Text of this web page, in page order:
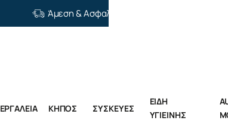
Άμεση & Ασφαλής Διανομή
ΕΡΓΑΛΕΙΑ ΚΗΠΟΣ ΣΥΣΚΕΥΕΣ
ΕΙΔΗ
ΥΓΙΕΙΝΗΣ